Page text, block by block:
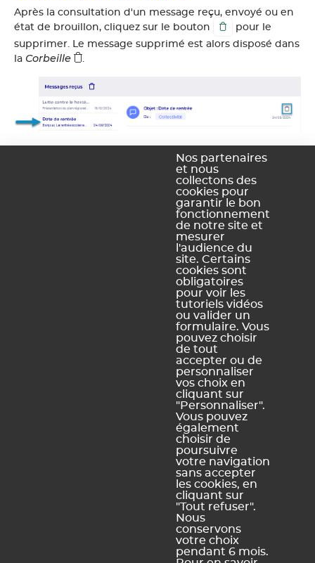
Après la consultation d'un message reçu, envoyé ou en
état de brouillon, cliquez sur le bouton
pour le
supprimer. Le message supprimé est alors disposé dans
la Corbeille
Si vous souhaitez restaurer un message supprimé mis
, sélectionnez-le, puis cliquez sur le
Ce contenu vous a été utile ?
Pas vraiment
https://docs.index-education.com/docs_fr/fr-pronote-
primaire-support-fiche-2896-8504-consulter-les-
messages.php
Vous ne trouvez pas de réponse à votre question ?
Contactez notre assistance
Mentions légales et Conditions générales d'utilisation| Politique de
Nos partenaires
et nous
collectons des
cookies pour
garantir le bon
fonctionnement
de notre site et
mesurer
l'audience du
site. Certains
cookies sont
obligatoires
pour voir les
tutoriels vidéos
ou valider un
formulaire. Vous
pouvez choisir
de tout
accepter ou de
personnaliser
vos choix en
cliquant sur
"Personnaliser".
Vous pouvez
également
choisir de
poursuivre
votre navigation
sans accepter
les cookies, en
cliquant sur
"Tout refuser".
Nous
conservons
votre choix
pendant 6 mois.